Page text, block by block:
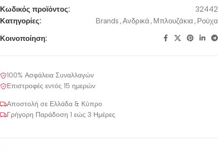
Κωδικός προϊόντος:
32442
Κατηγορίες:
Brands ,Ανδρικά , Μπλουζάκια , Ρούχα
Κοινοποίηση:
100% Ασφάλεια Συναλλαγών
Επιστροφές εντός 15 ημερών
Αποστολή σε Ελλάδα & Κύπρο
Γρήγορη Παράδοση 1 εώς 3 Ημέρες